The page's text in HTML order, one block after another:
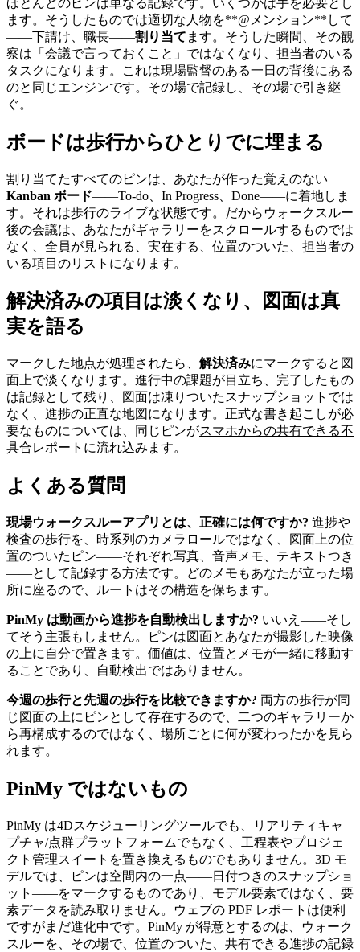
ます。そうしたものでは適切な人物を**@メンション**して
——下請け、職長——割り当て ます。そうした瞬間、その観
察は「会議で言っておくこと」ではなくなり、担当者のいる
タスクになります。これは現場監督のある一日 の背後にある
のと同じエンジンです。その場で記録し、その場で引き継
ぐ。
ボードは歩行からひとりでに埋まる
割り当てたすべてのピンは、あなたが作った覚えのない
Kanban ボード——To-do、In Progress、Done——に着地しま
す。それは歩行のライブな状態です。だからウォークスルー
後の会議は、あなたがギャラリーをスクロールするものでは
なく、全員が見られる、実在する、位置のついた、担当者の
いる項目のリストになります。
解決済みの項目は淡くなり、図面は真
実を語る
マークした地点が処理されたら、 解決済みにマークすると図
面上で淡くなります。進行中の課題が目立ち、完了したもの
は記録として残り、図面は凍りついたスナップショットでは
なく、進捗の正直な地図になります。正式な書き起こしが必
要なものについては、同じピンがスマホからの共有できる不
具合レポート に流れ込みます。
よくある質問
現場ウォークスルーアプリとは、正確には何ですか? 進捗や
検査の歩行を、時系列のカメラロールではなく、図面上の位
置のついたピン——それぞれ写真、音声メモ、テキストつき
——として記録する方法です。どのメモもあなたが立った場
所に座るので、ルートはその構造を保ちます。
PinMy は動画から進捗を自動検出しますか? いいえ——そし
てそう主張もしません。ピンは図面とあなたが撮影した映像
の上に自分で置きます。価値は、位置とメモが一緒に移動す
ることであり、自動検出ではありません。
今週の歩行と先週の歩行を比較できますか? 両方の歩行が同
じ図面の上にピンとして存在するので、二つのギャラリーか
ら再構成するのではなく、場所ごとに何が変わったかを見ら
れます。
PinMy ではないもの
PinMy は4Dスケジューリングツールでも、リアリティキャ
プチャ/点群プラットフォームでもなく、工程表やプロジェ
クト管理スイートを置き換えるものでもありません。3D モ
デルでは、ピンは空間内の一点——日付つきのスナップショ
ット——をマークするものであり、モデル要素ではなく、要
素データを読み取りません。ウェブの PDF レポートは便利
ですがまだ進化中です。PinMy が得意とするのは、ウォーク
スルーを、その場で、位置のついた、共有できる進捗の記録